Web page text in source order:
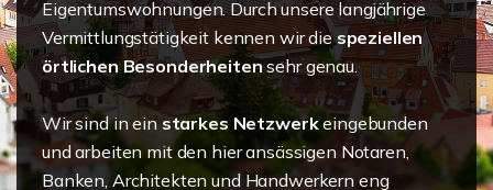
Eigentumswohnungen. Durch unsere langjährige
Vermittlungstätigkeit kennen wir diespeziellen
örtlichen Besonderheitensehr genau.
Wir sind in ein starkes Netzwerkeingebunden
und arbeiten mit den hier ansässigen Notaren,
Banken, Architekten und Handwerkern eng